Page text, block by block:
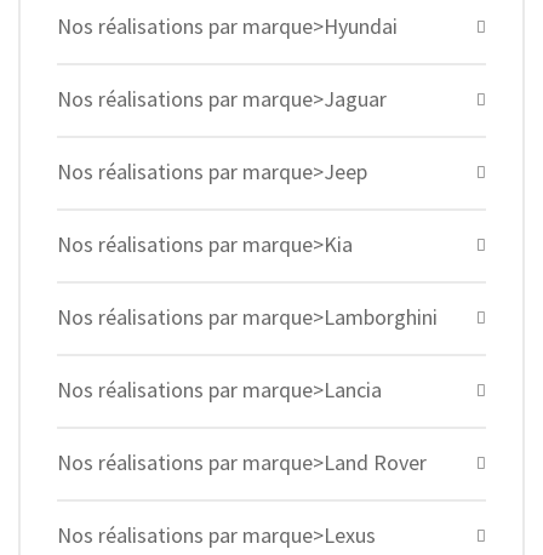
Nos réalisations par marque>Hyundai
Nos réalisations par marque>Jaguar
Nos réalisations par marque>Jeep
Nos réalisations par marque>Kia
Nos réalisations par marque>Lamborghini
Nos réalisations par marque>Lancia
Nos réalisations par marque>Land Rover
Nos réalisations par marque>Lexus